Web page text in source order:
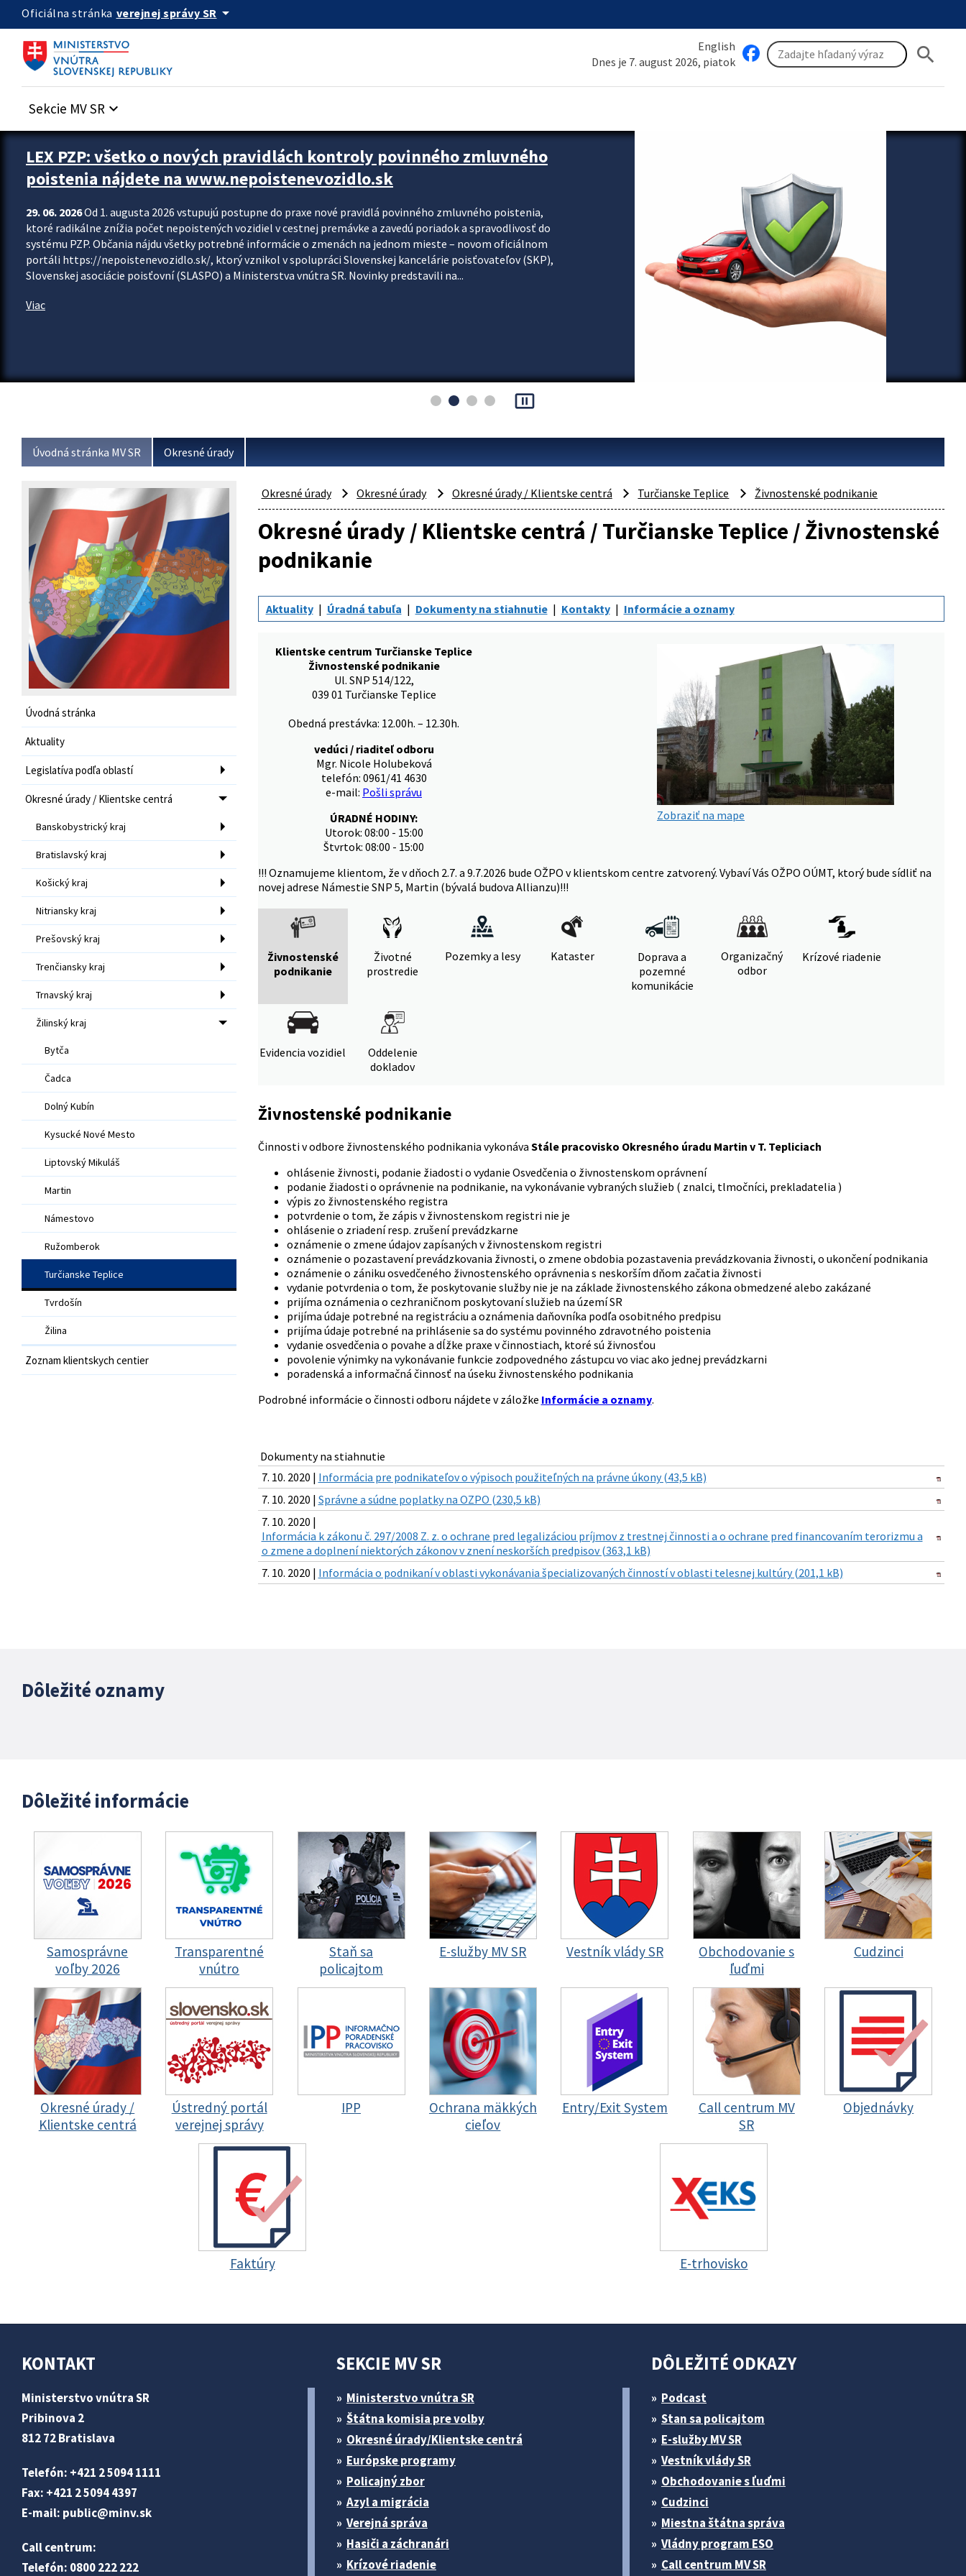
Preskocit na hlavný obsah
Oficiálna stránka verejnej správy SR arrow_drop_down
English
Dnes je 7. august 2026, piatok
search
Sekcie MV SR keyboard_arrow_down
Zastavit automatický posun upútavok
LEX PZP: všetko o nových pravidlách kontroly povinného zmluvného
poistenia nájdete na www.nepoistenevozidlo.sk
29. 06. 2026Od 1. augusta 2026 vstupujú postupne do praxe nové pravidlá povinného zmluvného poistenia,
ktoré radikálne znížia počet nepoistených vozidiel v cestnej premávke a zavedú poriadok a spravodlivosť do
systému PZP. Občania nájdu všetky potrebné informácie o zmenách na jednom mieste – novom oficiálnom
portáli https://nepoistenevozidlo.sk/, ktorý vznikol v spolupráci Slovenskej kancelárie poisťovateľov (SKP),
Slovenskej asociácie poisťovní (SLASPO) a Ministerstva vnútra SR. Novinky predstavili na...
Viac
pause_presentation
Úvodná stránka MV SR Okresné úrady
Úvodná stránka
Aktuality
Legislatíva podľa oblastí
Okresné úrady / Klientske centrá
Banskobystrický kraj
Bratislavský kraj
Košický kraj
Nitriansky kraj
Prešovský kraj
Trenčiansky kraj
Trnavský kraj
Žilinský kraj
Bytča
Čadca
Dolný Kubín
Kysucké Nové Mesto
Liptovský Mikuláš
Martin
Námestovo
Ružomberok
Turčianske Teplice
Tvrdošín
Žilina
Zoznam klientskych centier
Okresné úrady Okresné úrady Okresné úrady / Klientske centrá Turčianske Teplice Živnostenské podnikanie
Okresné úrady / Klientske centrá / Turčianske Teplice / Živnostenské
podnikanie
Aktuality Úradná tabuľa Dokumenty na stiahnutie Kontakty Informácie a oznamy
Klientske centrum Turčianske Teplice
Živnostenské podnikanie
Ul. SNP 514/122,
039 01 Turčianske Teplice
Obedná prestávka: 12.00h. – 12.30h.
vedúci / riaditeľ odboru
Mgr. Nicole Holubeková
telefón: 0961/41 4630
e-mail: Pošli správu
ÚRADNÉ HODINY:
Utorok: 08:00 - 15:00
Štvrtok: 08:00 - 15:00
Zobraziť na mape
!!! Oznamujeme klientom, že v dňoch 2.7. a 9.7.2026 bude OŽPO v klientskom centre zatvorený. Vybaví Vás OŽPO OÚMT, ktorý bude sídliť na
novej adrese Námestie SNP 5, Martin (bývalá budova Allianzu)!!!
Živnostenské
podnikanie
Životné
prostredie
Pozemky a lesy Kataster
Doprava a
pozemné
komunikácie
Organizačný
odbor
Krízové riadenie
Evidencia vozidiel
Oddelenie
dokladov
Živnostenské podnikanie
Činnosti v odbore živnostenského podnikania vykonáva Stále pracovisko Okresného úradu Martin v T. Tepliciach
ohlásenie živnosti, podanie žiadosti o vydanie Osvedčenia o živnostenskom oprávnení
podanie žiadosti o oprávnenie na podnikanie, na vykonávanie vybraných služieb ( znalci, tlmočníci, prekladatelia )
výpis zo živnostenského registra
potvrdenie o tom, že zápis v živnostenskom registri nie je
ohlásenie o zriadení resp. zrušení prevádzkarne
oznámenie o zmene údajov zapísaných v živnostenskom registri
oznámenie o pozastavení prevádzkovania živnosti, o zmene obdobia pozastavenia prevádzkovania živnosti, o ukončení podnikania
oznámenie o zániku osvedčeného živnostenského oprávnenia s neskorším dňom začatia živnosti
vydanie potvrdenia o tom, že poskytovanie služby nie je na základe živnostenského zákona obmedzené alebo zakázané
prijíma oznámenia o cezhraničnom poskytovaní služieb na území SR
prijíma údaje potrebné na registráciu a oznámenia daňovníka podľa osobitného predpisu
prijíma údaje potrebné na prihlásenie sa do systému povinného zdravotného poistenia
vydanie osvedčenia o povahe a dĺžke praxe v činnostiach, ktoré sú živnosťou
povolenie výnimky na vykonávanie funkcie zodpovedného zástupcu vo viac ako jednej prevádzkarni
poradenská a informačná činnosť na úseku živnostenského podnikania
Podrobné informácie o činnosti odboru nájdete v záložke Informácie a oznamy.
Dokumenty na stiahnutie
7. 10. 2020 | Informácia pre podnikateľov o výpisoch použiteľných na právne úkony (43,5 kB)
7. 10. 2020 | Správne a súdne poplatky na OZPO (230,5 kB)
7. 10. 2020 |
Informácia k zákonu č. 297/2008 Z. z. o ochrane pred legalizáciou príjmov z trestnej činnosti a o ochrane pred financovaním terorizmu a
o zmene a doplnení niektorých zákonov v znení neskorších predpisov (363,1 kB)
7. 10. 2020 | Informácia o podnikaní v oblasti vykonávania špecializovaných činností v oblasti telesnej kultúry (201,1 kB)
Dôležité oznamy
Dôležité informácie
Samosprávne
voľby 2026
Transparentné
vnútro
Staň sa
policajtom
E-služby MV SR Vestník vlády SR
Obchodovanie s
ľuďmi
Cudzinci
Okresné úrady /
Klientske centrá
Ústredný portál
verejnej správy
IPP
Ochrana mäkkých
cieľov
Entry/Exit System
Call centrum MV
SR
Objednávky
Faktúry E-trhovisko
KONTAKT
Ministerstvo vnútra SR
Pribinova 2
812 72 Bratislava
Telefón: +421 2 5094 1111
Fax: +421 2 5094 4397
E-mail: public@minv.sk
Call centrum:
Telefón: 0800 222 222
SEKCIE MV SR
Ministerstvo vnútra SR
Štátna komisia pre volby
Okresné úrady/Klientske centrá
Európske programy
Policajný zbor
Azyl a migrácia
Verejná správa
Hasiči a záchranári
Krízové riadenie
DÔLEŽITÉ ODKAZY
Podcast
Stan sa policajtom
E-služby MV SR
Vestník vlády SR
Obchodovanie s ľuďmi
Cudzinci
Miestna štátna správa
Vládny program ESO
Call centrum MV SR